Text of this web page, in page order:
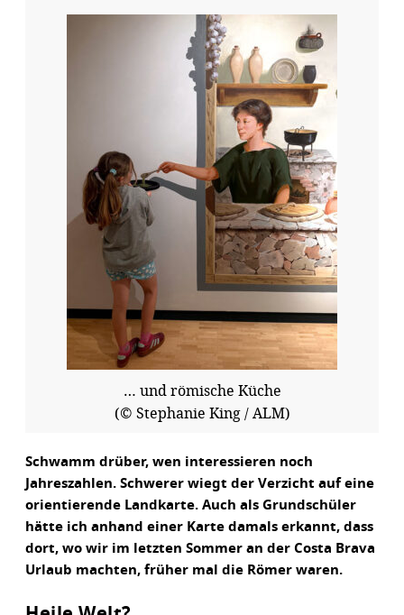
… und römische Küche
(© Stephanie King / ALM)
Schwamm drüber, wen interessieren noch
Jahreszahlen. Schwerer wiegt der Verzicht auf eine
orientierende Landkarte. Auch als Grundschüler
hätte ich anhand einer Karte damals erkannt, dass
dort, wo wir im letzten Sommer an der Costa Brava
Urlaub machten, früher mal die Römer waren.